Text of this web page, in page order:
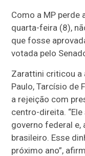
Como a MP perde
quarta-feira (8),
que fosse
votada pelo
Zarattini criticou a
Paulo, Tarcísio de
a rejeição com
centro-direita.
governo federal e,
brasileiro. Esse
próximo ano”,